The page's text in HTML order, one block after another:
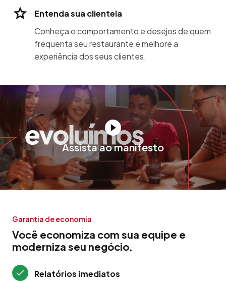
Entenda sua clientela
Conheça o comportamento e desejos de quem
frequenta seu restaurante e melhore a
experiência dos seus clientes.
Assista ao manifesto
Garantia de economia
Você economiza com sua equipe e
moderniza seu negócio.
Relatórios imediatos